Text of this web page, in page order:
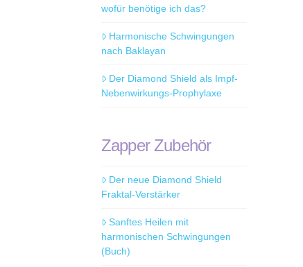
wofür benötige ich das?
Harmonische Schwingungen
nach Baklayan
Der Diamond Shield als Impf-
Nebenwirkungs-Prophylaxe
Zapper Zubehör
Der neue Diamond Shield
Fraktal-Verstärker
Sanftes Heilen mit
harmonischen Schwingungen
(Buch)